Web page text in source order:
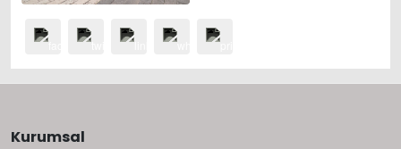
Kurumsal